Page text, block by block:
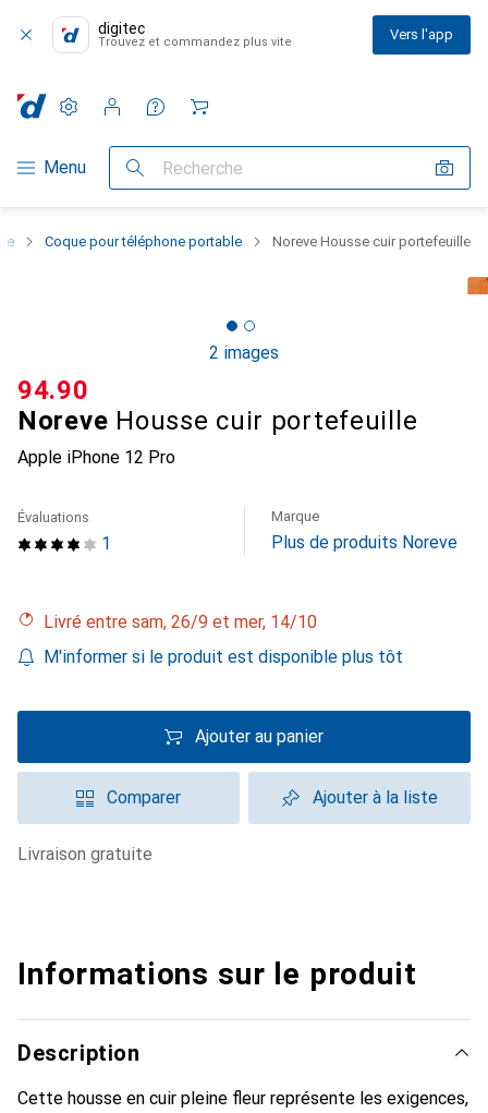
digitec
Trouvez et commandez plus vite Vers l'app
Navigation par catégorie
Menu Recherche
Paramètres
Compte client
Listes de comparaison
Listes d'envies
Panier
Coque pour téléphone portable Noreve Housse cuir portefeuille
2 images
Noreve Housse cuir portefeuille
Apple iPhone 12 Pro
CHF
94.90
1
Évaluations Marque
Plus de produits Noreve
Livré entre sam, 26/9 et mer, 14/10
M'informer si le produit est disponible plus tôt
Ajouter au panier
Comparer Ajouter à la liste
livraison gratuite
Informations sur le produit
Description
Cette housse en cuir pleine fleur représente les exigences,